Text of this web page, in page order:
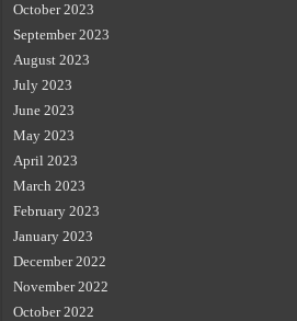
October 2023
September 2023
August 2023
July 2023
June 2023
May 2023
April 2023
March 2023
February 2023
January 2023
December 2022
November 2022
October 2022